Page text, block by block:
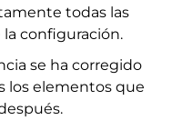
todas las
configuración.
se ha corregido
los elementos que